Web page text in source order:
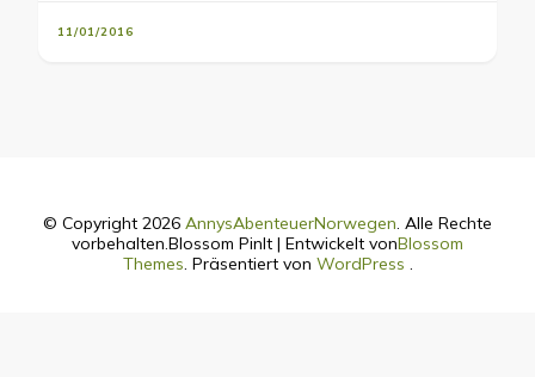
11/01/2016
© Copyright 2026 AnnysAbenteuerNorwegen. Alle Rechte
vorbehalten.Blossom PinIt | Entwickelt vonBlossom
Themes. Präsentiert von WordPress .